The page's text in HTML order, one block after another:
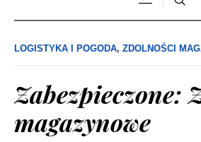
LOGISTYKA I POGODA, ZDOLNOŚCI
Zabezpieczone:
magazynowe